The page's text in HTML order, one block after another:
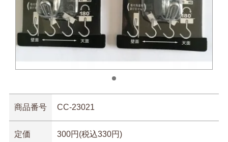
商品番号 CC-23021
定価 300円(税込330円)